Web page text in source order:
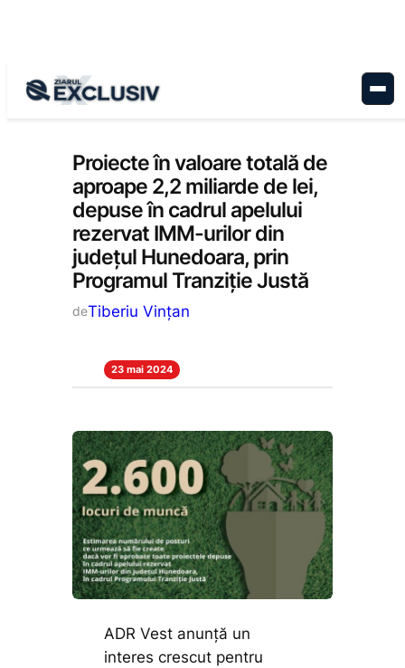
Economie, Stiri la zi
Proiecte în valoare totală de
aproape 2,2 miliarde de lei,
depuse în cadrul apelului
rezervat IMM-urilor din
județul Hunedoara, prin
Programul Tranziție Justă
deTiberiu Vințan
23 mai 2024
ADR Vest anunță un
interes crescut pentru